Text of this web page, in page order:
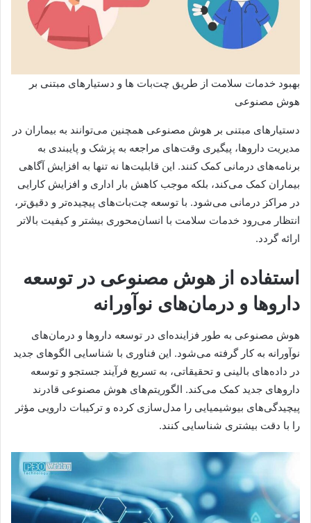
بهبود خدمات سلامت از طریق چت‌بات ها و دستیارهای مبتنی بر
هوش مصنوعی
دستیارهای مبتنی بر هوش مصنوعی همچنین می‌توانند به بیماران در
مدیریت داروها، پیگیری وقت‌های مراجعه به پزشک و پایبندی به
برنامه‌های درمانی کمک کنند. این قابلیت‌ها نه تنها به افزایش آگاهی
بیماران کمک می‌کند، بلکه موجب کاهش بار اداری و افزایش کارایی
در مراکز درمانی می‌شود. با توسعه‌ چت‌بات‌های پیچیده‌تر و دقیق‌تر،
انتظار می‌رود خدمات سلامت با انسان‌محوری بیشتر و کیفیت بالاتر
ارائه گردد.
استفاده از هوش مصنوعی در توسعه
داروها و درمان‌های نوآورانه
هوش مصنوعی به طور فزاینده‌ای در توسعه داروها و درمان‌های
نوآورانه به کار گرفته می‌شود. این فناوری با شناسایی الگوهای جدید
در داده‌های بالینی و تحقیقاتی، به تسریع فرآیند جستجو و توسعه
داروهای جدید کمک می‌کند. الگوریتم‌های هوش مصنوعی قادرند
پیچیدگی‌های بیوشیمیایی را مدل‌سازی کرده و ترکیبات دارویی مؤثر
را با دقت بیشتری شناسایی کنند.